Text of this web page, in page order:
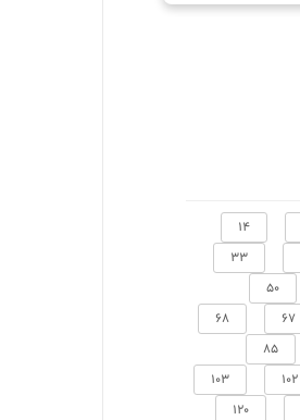
14
33
50
67
68
85
102
103
120